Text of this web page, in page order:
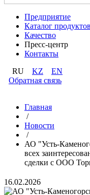
Предприятие
Каталог продуктов
Качество
Пресс-центр
Контакты
RU KZ
EN
Обратная связь
Главная
/
Новости
/
АО "Усть-
всех
сделки с ООО
16.02.2026